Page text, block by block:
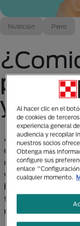
Nutrición Perro
para
y
Algunas personas
comida casera es
comercial para
visto algunas
hacer esta
tu perro? Checa a
más grandes de
Al hacer clic en el
de cookies de
experiencia general
audiencia y recopilar
nuestros socios
Obtenga más
configure sus
enlace
cualquier momento.